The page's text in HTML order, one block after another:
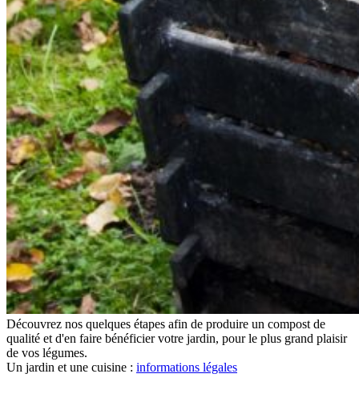
Découvrez nos quelques étapes afin de produire un compost de
qualité et d'en faire bénéficier votre jardin, pour le plus grand plaisir
de vos légumes.
Un jardin et une cuisine : informations légales